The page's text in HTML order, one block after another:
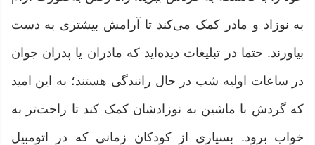
به نوزاد و مادر کمک می‌کند تا آرامش بیشتری به دست
بیاورند. حتما در تبلیغات دیده‌اید که مادران یا پدران جوان
در ساعات اولیه شب در حال رانندگی هستند؛ به این امید
که گردش با ماشین به نوزادشان کمک کند تا راحت‌تر به
خواب برود. بسیاری از کودکان زمانی که در اتومبیل